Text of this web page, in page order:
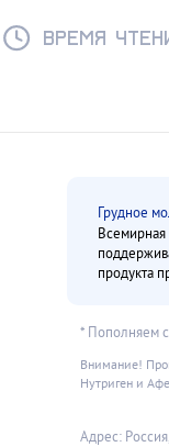
Время
Грудное
продукта
* Пополняем
Внимание!
Нутриген и
Адрес: